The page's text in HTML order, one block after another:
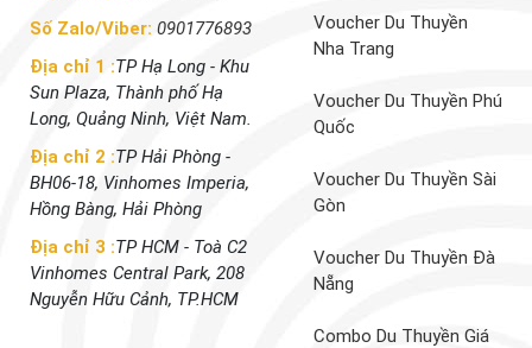
Số Zalo/Viber: 0901776893
Địa chỉ 1 :TP Hạ Long - Khu
Sun Plaza, Thành phố Hạ
Long, Quảng Ninh, Việt Nam.
Địa chỉ 2 :TP Hải Phòng -
BH06-18, Vinhomes Imperia,
Hồng Bàng, Hải Phòng
Địa chỉ 3 :TP HCM - Toà C2
Vinhomes Central Park, 208
Nguyễn Hữu Cảnh, TP.HCM
Voucher Du Thuyền
Nha Trang
Voucher Du Thuyền Phú
Quốc
Voucher Du Thuyền Sài
Gòn
Voucher Du Thuyền Đà
Nẵng
Combo Du Thuyền Giá